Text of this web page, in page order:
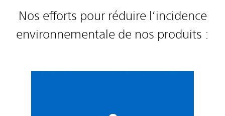
Nos efforts pour réduire l’incidence
environnementale de nos produits :